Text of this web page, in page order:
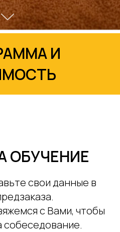
И
ОБУЧЕНИЕ
свои данные в
с Вами, чтобы
собеседование.